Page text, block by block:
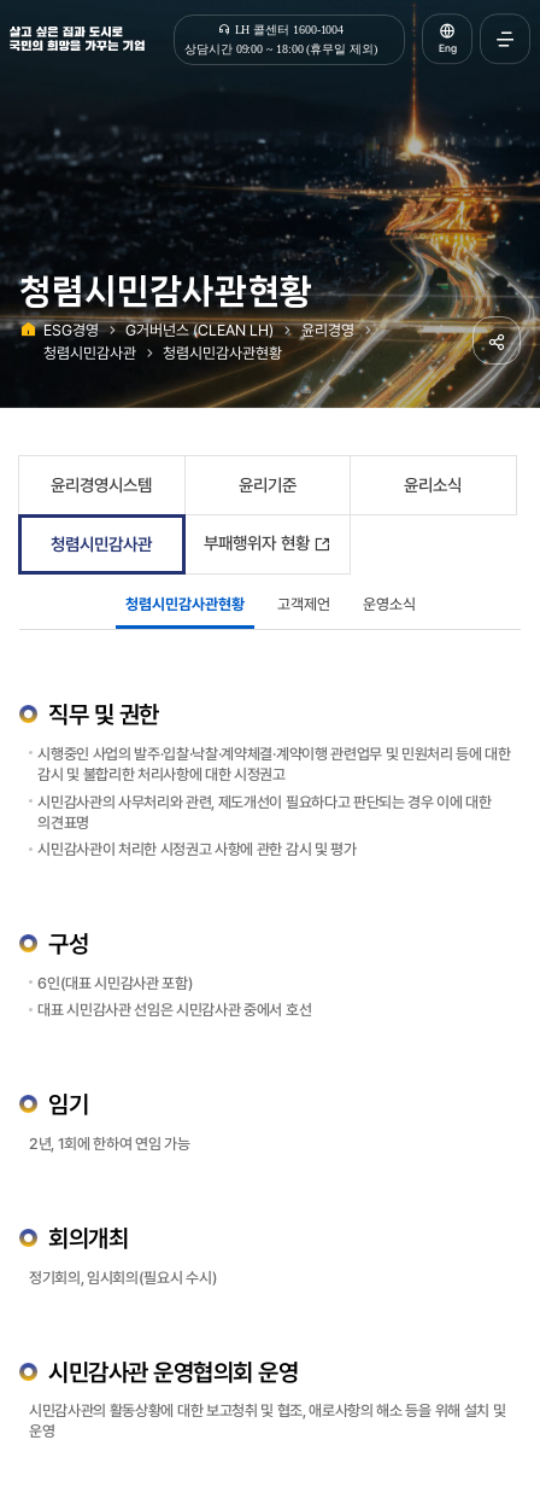
살고 싶은 집과 도시로 국민의 희망을 가꾸는 기업 | 한국토지주택공사
LH 콜센터 1600-1004
상담시간 09:00 ~ 18:00 (휴무일 제외)
Eng
열기
청렴시민감사관현황
ESG경영 G거버넌스 (CLEAN LH)
윤리경영
청렴시민감사관
청렴시민감사관현황
공유
윤리경영시스템 윤리기준 윤리소식
청렴시민감사관 부패행위자 현황
청렴시민감사관현황 고객제언 운영소식
직무 및 권한
시행중인 사업의 발주·입찰·낙찰·계약체결·계약이행 관련업무 및 민원처리 등에 대한
감시 및 불합리한 처리사항에 대한 시정권고
시민감사관의 사무처리와 관련, 제도개선이 필요하다고 판단되는 경우 이에 대한
의견표명
시민감사관이 처리한 시정권고 사항에 관한 감시 및 평가
구성
6인(대표 시민감사관 포함)
대표 시민감사관 선임은 시민감사관 중에서 호선
임기
2년, 1회에 한하여 연임 가능
회의개최
정기회의, 임시회의(필요시 수시)
시민감사관 운영협의회 운영
시민감사관의 활동상황에 대한 보고청취 및 협조, 애로사항의 해소 등을 위해 설치 및
운영